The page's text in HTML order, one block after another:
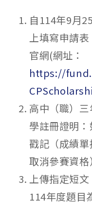
自114年9月
上填寫申請
官網(網址：
https://
高中（職）
學註冊證明
戳記（成績單
取消參賽資格
上傳指定短文
114年度題目